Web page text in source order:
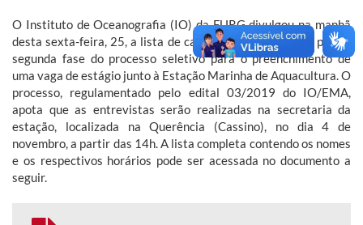
O Instituto de Oceanografia (IO) da FURG divulgou na manhã
desta sexta-feira, 25, a lista de candidatos classificados para a
segunda fase do processo seletivo para o preenchimento de
uma vaga de estágio junto à Estação Marinha de Aquacultura. O
processo, regulamentado pelo edital 03/2019 do IO/EMA,
apota que as entrevistas serão realizadas na secretaria da
estação, localizada na Querência (Cassino), no dia 4 de
novembro, a partir das 14h. A lista completa contendo os nomes
e os respectivos horários pode ser acessada no documento a
seguir.